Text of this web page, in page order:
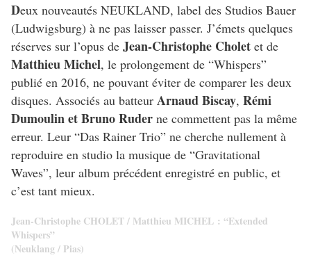
Deux nouveautés NEUKLAND, label des Studios Bauer
(Ludwigsburg) à ne pas laisser passer. J’émets quelques
réserves sur l’opus de Jean-Christophe Cholet et de
Matthieu Michel, le prolongement de “Whispers”
publié en 2016, ne pouvant éviter de comparer les deux
disques. Associés au batteur Arnaud Biscay, Rémi
Dumoulin et Bruno Ruder ne commettent pas la même
erreur. Leur “Das Rainer Trio” ne cherche nullement à
reproduire en studio la musique de “Gravitational
Waves”, leur album précédent enregistré en public, et
c’est tant mieux.
Jean-Christophe CHOLET / Matthieu MICHEL : “Extended
Whispers”
(Neuklang / Pias)